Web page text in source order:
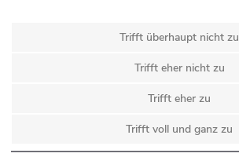
Trifft überhaupt nicht zu
Trifft eher nicht zu
Trifft eher zu
Trifft voll und ganz zu